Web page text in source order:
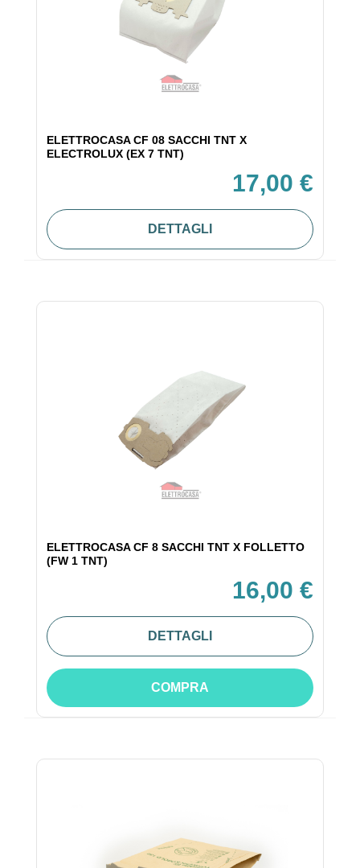
ELETTROCASA CF 08 SACCHI TNT X
ELECTROLUX (EX 7 TNT)
17,00 €
DETTAGLI
ELETTROCASA CF 8 SACCHI TNT X FOLLETTO
(FW 1 TNT)
16,00 €
DETTAGLI
COMPRA